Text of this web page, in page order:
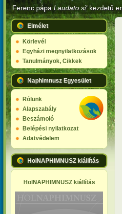
Ferenc pápaLaudato si'kezdetű
Elmélet
Körlevél
Egyházi megnyilatkozások
Tanulmányok, Cikkek
Naphimnusz Egyesület
Rólunk
Alapszabály
Beszámoló
Belépési nyilatkozat
Adatvédelem
HolNAPHIMNUSZ kiállítás
HolNAPHIMNUSZ kiállítás